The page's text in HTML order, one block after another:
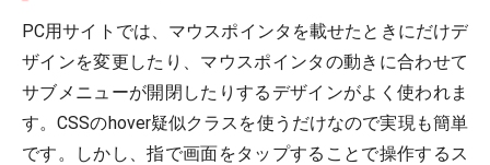
PC用サイトでは、マウスポインタを載せたときにだけデ
ザインを変更したり、マウスポインタの動きに合わせて
サブメニューが開閉したりするデザインがよく使われま
す。CSSのhover疑似クラスを使うだけなので実現も簡単
です。しかし、指で画面をタップすることで操作するス